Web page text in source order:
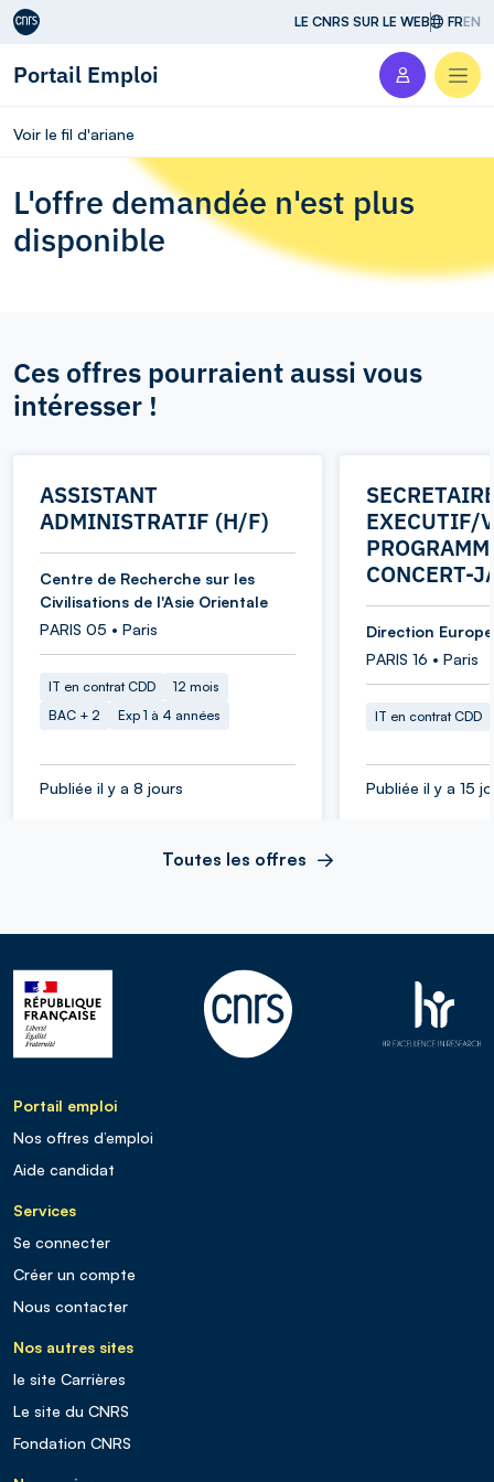
Aller au contenu LE CNRS SUR LE WEB FREN
Portail Emploi
Voir le fil d'ariane
L'offre demandée n'est plus
disponible
Ces offres pourraient aussi vous
intéresser !
ASSISTANT
ADMINISTRATIF (H/F)
Centre de Recherche sur les
Civilisations de l'Asie Orientale
PARIS 05 • Paris
IT en contrat CDD
12 mois
BAC + 2
Exp 1 à 4 années
Publiée il y a 8 jours
EXECUTIF/
CONCERT-
Direction
PARIS 16 • Paris
IT en contrat CDD
Publiée il y a 15
Toutes les offres
Portail emploi
Nos offres d’emploi
Aide candidat
Services
Se connecter
Créer un compte
Nous contacter
Nos autres sites
le site Carrières
Le site du CNRS
Fondation CNRS